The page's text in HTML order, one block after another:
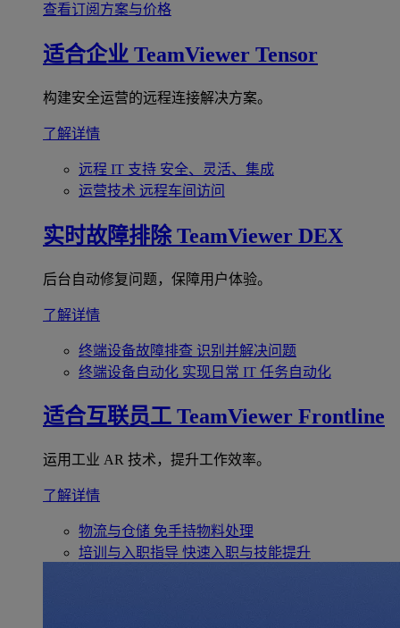
查看订阅方案与价格
适合企业 TeamViewer Tensor
构建安全运营的远程连接解决方案。
了解详情
远程 IT 支持 安全、灵活、集成
运营技术 远程车间访问
实时故障排除 TeamViewer DEX
后台自动修复问题，保障用户体验。
了解详情
终端设备故障排查 识别并解决问题
终端设备自动化 实现日常 IT 任务自动化
适合互联员工 TeamViewer Frontline
运用工业 AR 技术，提升工作效率。
了解详情
物流与仓储 免手持物料处理
培训与入职指导 快速入职与技能提升